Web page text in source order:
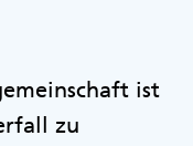
ist
zu